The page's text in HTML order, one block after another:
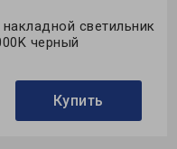
светильник
черный
Купить